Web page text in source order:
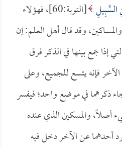
السَّبِيلِ
[التوبة:60]، فهؤلاء
وقد قال أهل العلم: إن
إذا جمع بينها في الذكر فرق
فإنه يتسع للجميع، وعلى
ذكرهما في موضع واحد؛ فيفسر
أصلاً، والمسكين الذي عنده
أحدهما عن الآخر دخل فيه